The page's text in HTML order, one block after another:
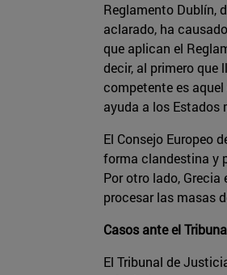
Reglamento Dublín,
aclarado, ha
que aplican el
decir, al primero que
competente es
ayuda a los Estados
El Consejo Europeo
forma clandestina y
Por otro lado,
procesar las masas
Casos ante el
El Tribunal de